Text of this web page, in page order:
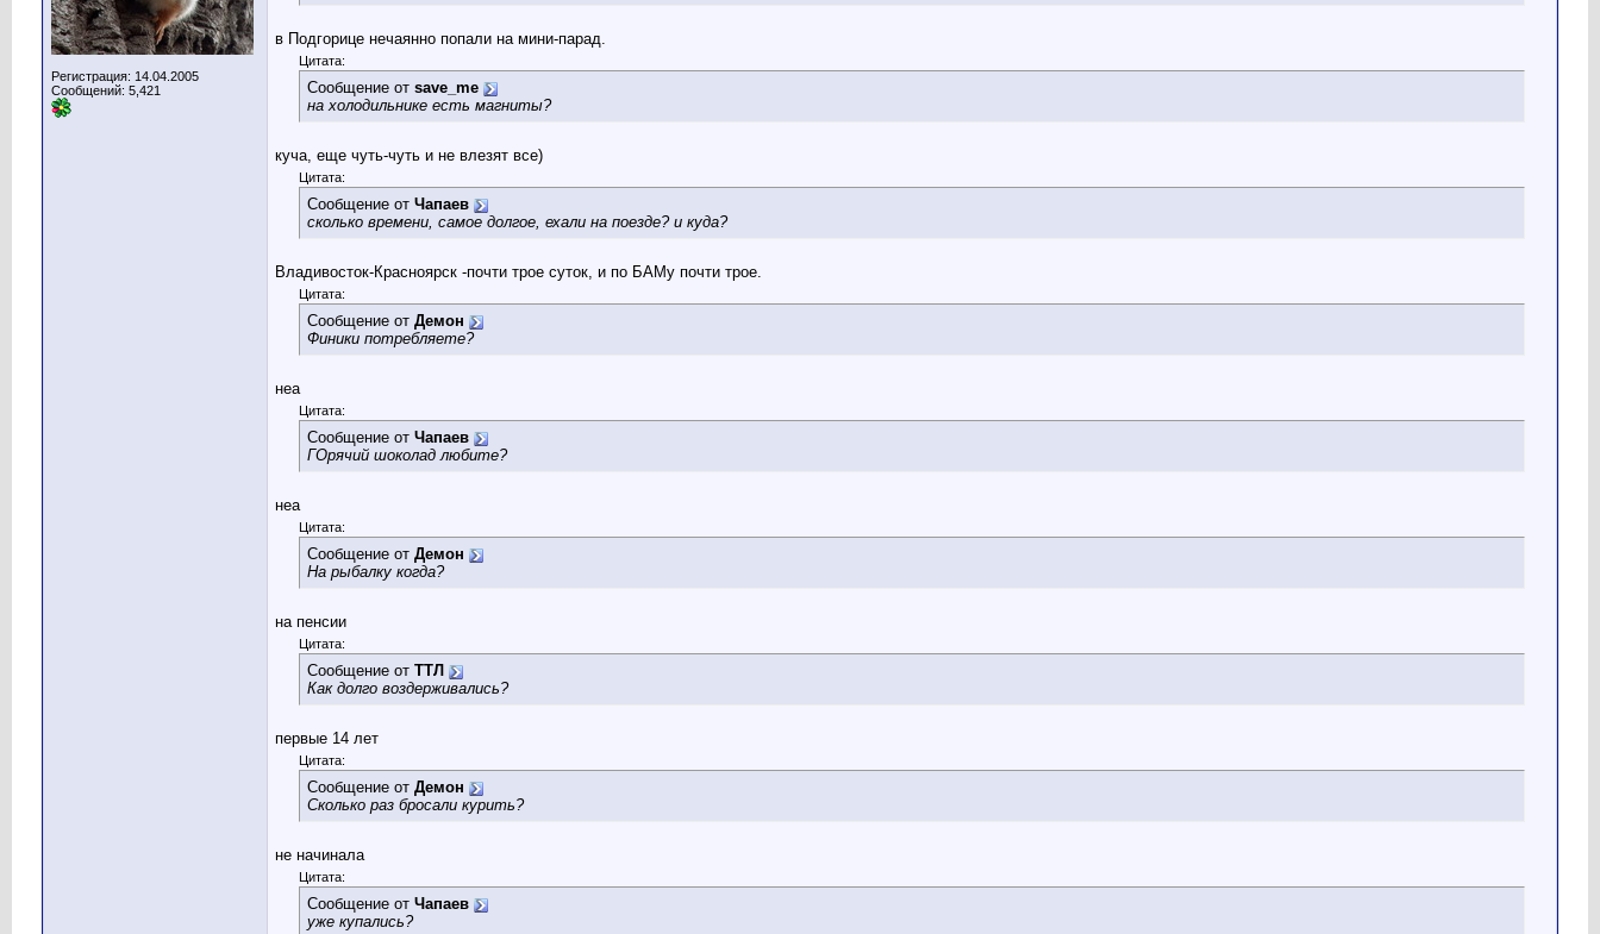
Регистрация: 14.04.2005
Сообщений: 5,421
в Подгорице нечаянно попали на мини-парад.
Цитата:
Сообщение от save_me
на холодильнике есть магниты?
куча, еще чуть-чуть и не влезят все)
Цитата:
Сообщение от Чапаев
сколько времени, самое долгое, ехали на поезде? и куда?
Владивосток-Красноярск -почти трое суток, и по БАМу почти трое.
Цитата:
Сообщение от Демон
Финики потребляете?
неа
Цитата:
Сообщение от Чапаев
ГОрячий шоколад любите?
неа
Цитата:
Сообщение от Демон
На рыбалку когда?
на пенсии
Цитата:
Сообщение от TTЛ
Как долго воздерживались?
первые 14 лет
Цитата:
Сообщение от Демон
Сколько раз бросали курить?
не начинала
Цитата:
Сообщение от Чапаев
уже купались?